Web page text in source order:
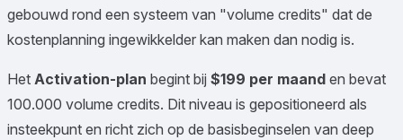
gebouwd rond een systeem van "volume credits" dat de
kostenplanning ingewikkelder kan maken dan nodig is.
Het Activation-plan begint bij $199 per maand en bevat
100.000 volume credits. Dit niveau is gepositioneerd als
insteekpunt en richt zich op de basisbeginselen van deep